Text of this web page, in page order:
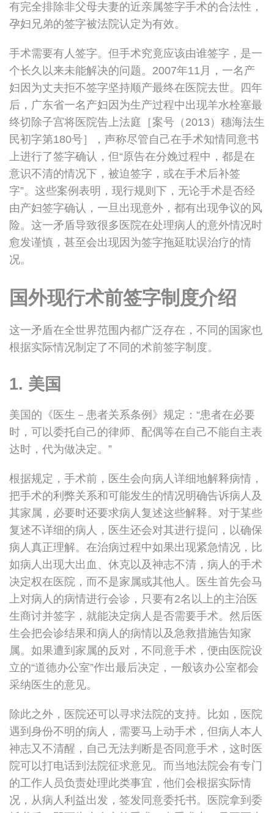
有完全排除非父母夫妻的近亲属签字手术的合法性，
孕妇兄弟的签字被法院认定为有效。
手术需要有人签字。但手术究竟应该由谁签字，是一
个长久以来未能解决的问题。2007年11月，一名产
妇因为丈夫拒不签字坚持顺产最终在医院去世。四年
后，广东省一名产妇因为生产过程中出现羊水栓塞最
终切除子宫将医院告上法庭［案号（2013）穗海法生
民初字第180号］，声称尽管自己在手术知情同意书
上进行了签字确认，但“原告在分娩过程中，都是在
意识不清的情况下，被迫签字，或在手术后补签
字”。这些案例表明，现行规则下，无论手术是否经
由产妇签字确认，一旦出现意外，都有出现争议的风
险。这一矛盾导致很多医院在处理病人的意外情况时
愈发谨慎，甚至会出现因为签字拖延耽误治疗的情
况。
国外现行术前签字制度介绍
这一矛盾在全世界范围内都广泛存在，不同的国家也
根据实际情况制定了不同的术前签字制度。
1. 美国
美国的《医生－患者关系条例》规定：“患者在必要
时，可以委托自己的律师、配偶等在自己不能自主表
达时，代为做决定。”
根据规定，手术前，医生会向病人详细地解释病情，
把手术的利弊关系和可能发生的情况明确告诉病人及
其家属，必要时还要求病人复述这些解释。对于某些
复述不详细的病人，医生还会对其进行提问，以确保
病人真正理解。在治病过程中如果出现紧急情况，比
如病人出现大出血、休克以及神志不清，病人的手术
决定权在医院，而不是家属或其他人。医生首先会马
上对病人的病情进行会诊，只要有2名以上的主治医
生商讨并签字，就能决定病人是否需要手术。然后医
生会把会诊结果和病人的病情以及急救措施告知家
属。如果遭到家属的反对，不同意手术，便由医院设
立的“道德办公室”作出最后决定，一般该办公室都会
采纳医生的意见。
除此之外，医院还可以寻求法院的支持。比如，医院
遇到身份不明的病人，需要马上动手术，但病人本人
神志又不清醒，自己无法判断是否同意手术，这时医
院可以打电话到法院征求意见。而当地法院会有专门
的工作人员负责处理此类事宜，他们会根据实际情
况，从病人利益出发，签发同意委托书。医院拿到委